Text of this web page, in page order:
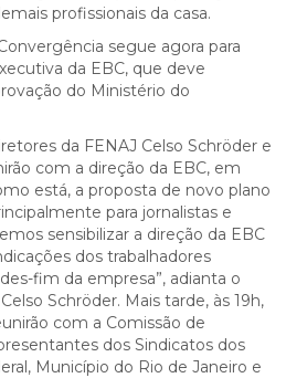
profissionais da casa.
segue agora para
da EBC, que deve
do Ministério do
da FENAJ Celso Schröder e
com a direção da EBC, em
está, a proposta de novo plano
para jornalistas e
sensibilizar a direção da EBC
dos trabalhadores
fim da empresa”, adianta o
Schröder. Mais tarde, às 19h,
com a Comissão de
dos Sindicatos dos
Município do Rio de Janeiro e